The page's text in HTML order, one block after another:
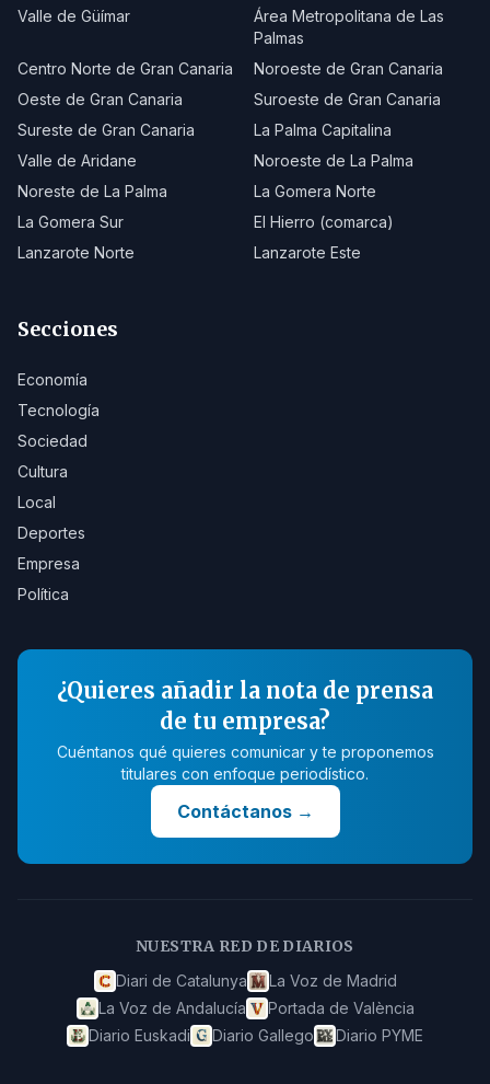
Valle de Güímar
Área Metropolitana de Las
Palmas
Centro Norte de Gran Canaria
Noroeste de Gran Canaria
Oeste de Gran Canaria
Suroeste de Gran Canaria
Sureste de Gran Canaria
La Palma Capitalina
Valle de Aridane
Noroeste de La Palma
Noreste de La Palma
La Gomera Norte
La Gomera Sur
El Hierro (comarca)
Lanzarote Norte
Lanzarote Este
Secciones
Economía
Tecnología
Sociedad
Cultura
Local
Deportes
Empresa
Política
¿Quieres añadir la nota de prensa
de tu empresa?
Cuéntanos qué quieres comunicar y te proponemos
titulares con enfoque periodístico.
Contáctanos→
NUESTRA RED DE DIARIOS
Diari de Catalunya
La Voz de Madrid
La Voz de Andalucía
Portada de València
Diario Euskadi
Diario Gallego Diario PYME